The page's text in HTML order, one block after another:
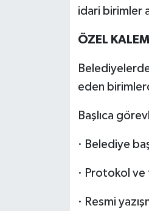
idari birimler
ÖZEL
eden
Başlıca
· Belediye
· Protokol
· Resmi